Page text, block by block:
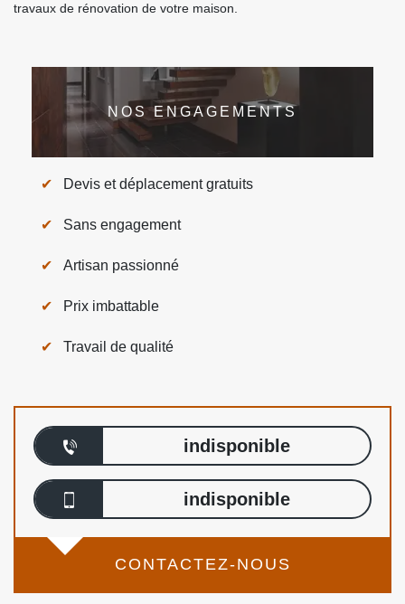
travaux de rénovation de votre maison.
NOS ENGAGEMENTS
Devis et déplacement gratuits
Sans engagement
Artisan passionné
Prix imbattable
Travail de qualité
indisponible
indisponible
CONTACTEZ-NOUS